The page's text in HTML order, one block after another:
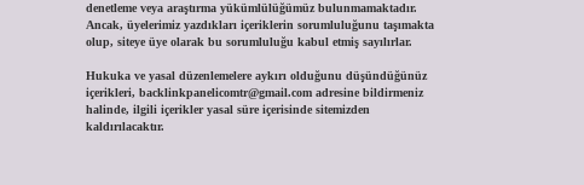
denetleme veya araştırma yükümlülüğümüz bulunmamaktadır.
Ancak, üyelerimiz yazdıkları içeriklerin sorumluluğunu taşımakta
olup, siteye üye olarak bu sorumluluğu kabul etmiş sayılırlar.
Hukuka ve yasal düzenlemelere aykırı olduğunu düşündüğünüz
içerikleri, backlinkpanelicomtr@gmail.comadresine bildirmeniz
halinde, ilgili içerikler yasal süre içerisinde sitemizden
kaldırılacaktır.